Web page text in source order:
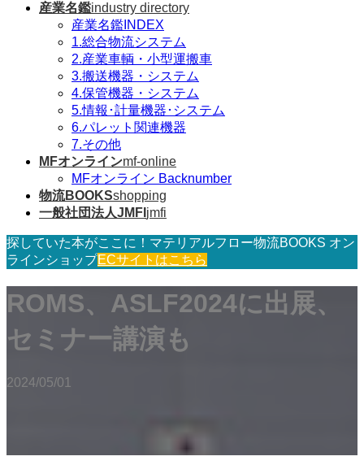
産業名鑑industry directory
産業名鑑INDEX
1.総合物流システム
2.産業車輌・小型運搬車
3.搬送機器・システム
4.保管機器・システム
5.情報･計量機器･システム
6.パレット関連機器
7.その他
MFオンラインmf-online
MFオンライン Backnumber
物流BOOKSshopping
一般社団法人JMFI jmfi
探していた本がここに！マテリアルフロー物流BOOKS オン
ラインショップECサイトはこちら
ROMS、ASLF2024に出展、
セミナー講演も
2024/05/01